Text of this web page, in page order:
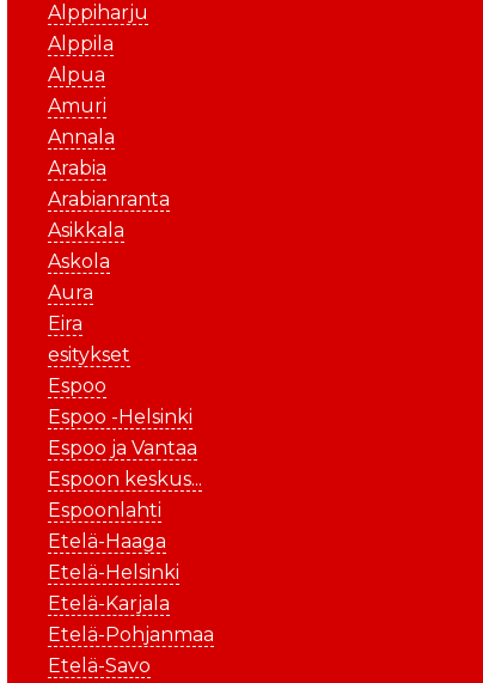
Alppiharju
Alppila
Alpua
Amuri
Annala
Arabia
Arabianranta
Asikkala
Askola
Aura
Eira
esitykset
Espoo
Espoo -Helsinki
Espoo ja Vantaa
Espoon keskus...
Espoonlahti
Etelä-Haaga
Etelä-Helsinki
Etelä-Karjala
Etelä-Pohjanmaa
Etelä-Savo